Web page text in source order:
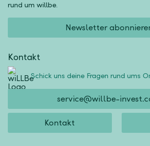
rund um willbe.
Newsletter
Kontakt
Schick uns deine Fragen rund ums
service@willbe-
Kontakt